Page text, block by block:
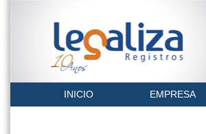
INICIO EMPRESA